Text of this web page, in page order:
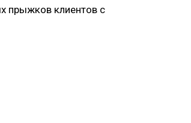
прыжков клиентов с